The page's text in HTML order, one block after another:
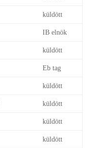
küldött
IB elnök
küldött
Eb tag
küldött
küldött
küldött
küldött